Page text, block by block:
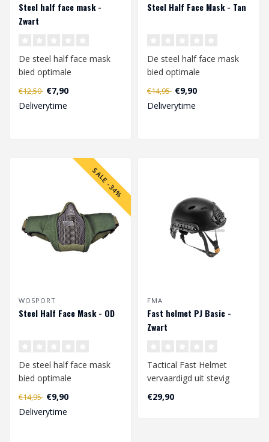
Steel half face mask -
Zwart
De steel half face mask
bied optimale
bescherming van het
gezicht. De mesh besch..
€12,50 €7,90
Deliverytime
Steel Half Face Mask - Tan
De steel half face mask
bied optimale
bescherming van het
gezicht. De mesh besch..
€14,95 €9,90
Deliverytime
SALE -34%
WOSPORT
Steel Half Face Mask - OD
De steel half face mask
bied optimale
gezicht. De mesh besch..
€14,95 €9,90
Deliverytime
FMA
Fast helmet PJ Basic -
Zwart
Tactical Fast Helmet
vervaardigd uit stevig
helm is uitge..
€29,90